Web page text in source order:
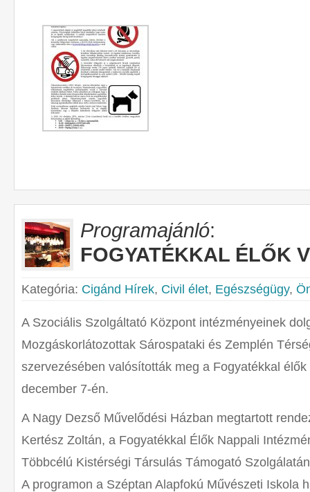
Programajánló:
FOGYATÉKKAL ÉLŐK
Kategória: Cigánd Hírek, Civil élet, Egészségügy,
A Szociális Szolgáltató Központ intézményeinek
Mozgáskorlátozottak Sárospataki és Zemplén
szervezésében valósították meg a Fogyatékkal
december 7-én.
A Nagy Dezső Művelődési Házban megtartott
Kertész Zoltán, a Fogyatékkal Élők Nappali
Többcélú Kistérségi Társulás Támogató
A programon a Széptan Alapfokú Művészeti Iskola